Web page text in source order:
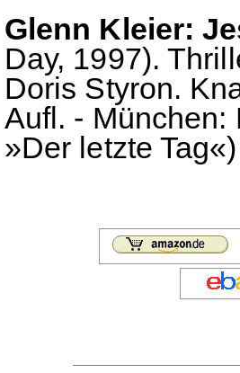
Glenn Kleier:
Day, 1997).
Doris Styron.
Aufl. - München:
»Der letzte